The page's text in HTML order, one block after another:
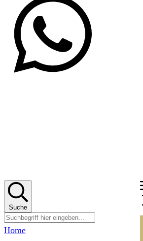
Suche
Home